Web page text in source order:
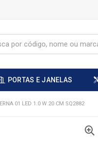
PORTAS E JANELAS
01 LED 1.0 W 20 CM SQ2882